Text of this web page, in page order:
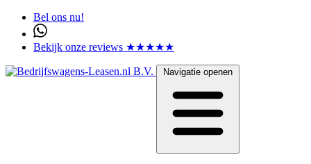
Bel ons nu!
Bekijk onze reviews ★★★★★
Navigatie openen